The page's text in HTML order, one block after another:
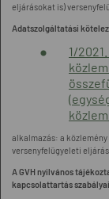
eljárásokat is)
Adatszolgáltatási
1/
alkalmazás: a
versenyfelügyeleti
A GVH nyilvános
kapcsolattartás